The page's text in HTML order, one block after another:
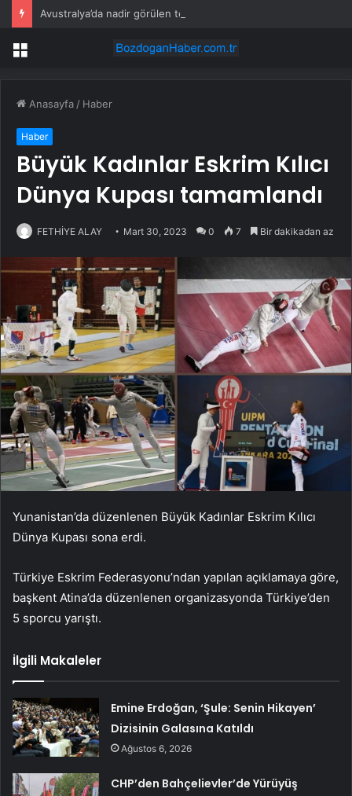
Menü
Anasayfa / Haber
Haber
Büyük Kadınlar Eskrim Kılıcı
Dünya Kupası tamamlandı
FETHİYE ALAY Mart 30, 2023 0 7 Bir dakikadan az
Yunanistan’da düzenlenen Büyük Kadınlar Eskrim Kılıcı
Dünya Kupası sona erdi.
Türkiye Eskrim Federasyonu’ndan yapılan açıklamaya göre,
başkent Atina’da düzenlenen organizasyonda Türkiye’den
5 sporcu yarıştı.
İlgili Makaleler
Emine Erdoğan, ‘Şule: Senin Hikayen’
Dizisinin Galasına Katıldı
Ağustos 6, 2026
CHP’den Bahçelievler’de Yürüyüş